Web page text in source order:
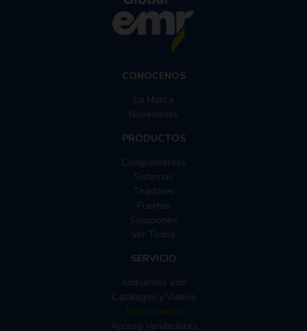
CONOCENOS
La Marca
Novedades
PRODUCTOS
Complementos
Sistemas
Tiradores
Puertas
Soluciones
Ver Todos
SERVICIO
Ambientes emr
Catálogos y Videos
Área Clientes
Acceso Vendedores